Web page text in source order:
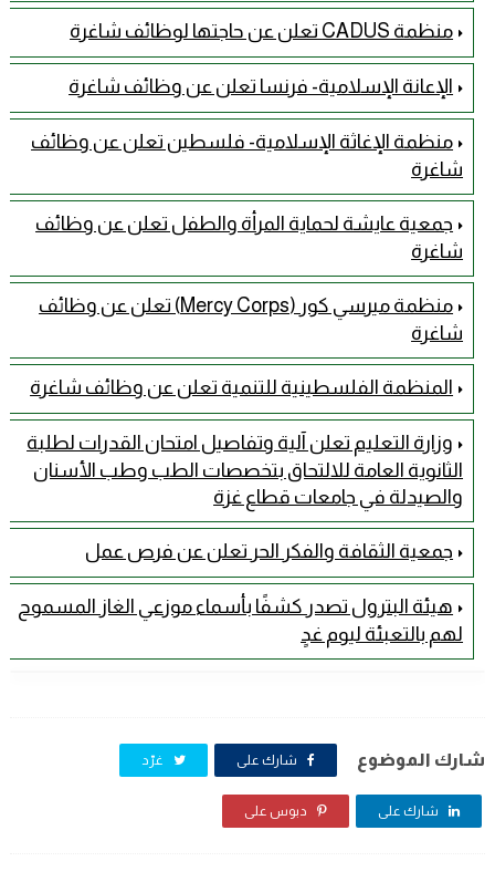
منظمة CADUS تعلن عن حاجتها لوظائف شاغرة
الإعانة الإسلامية- فرنسا تعلن عن وظائف شاغرة
منظمة الإغاثة الإسلامية- فلسطين تعلن عن وظائف
شاغرة
جمعية عايشة لحماية المرأة والطفل تعلن عن وظائف
شاغرة
منظمة ميرسي كور (Mercy Corps) تعلن عن وظائف
شاغرة
المنظمة الفلسطينية للتنمية تعلن عن وظائف شاغرة
وزارة التعليم تعلن آلية وتفاصيل امتحان القدرات لطلبة
الثانوية العامة للالتحاق بتخصصات الطب وطب الأسنان
والصيدلة في جامعات قطاع غزة
جمعية الثقافة والفكر الحر تعلن عن فرص عمل
هيئة البترول تصدر كشفًا بأسماء موزعي الغاز المسموح
لهم بالتعبئة ليوم غدٍ
شارك الموضوع شارك على غرّد
شارك على دبوس على